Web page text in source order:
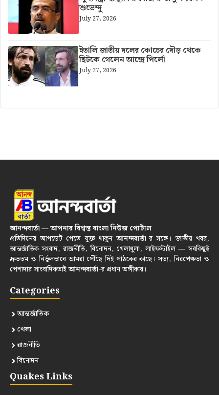
শুভেন্দু
July 27, 2026
ইতালি জাতীয় দলের কোচের দৌড় থেকে
ছিটকে গেলেন আন্দ্রে পির্লো
July 27, 2026
আনন্দবার্তা — আপনার বিশ্বস্ত বাংলা নিউজ পোর্টাল
প্রতিদিনের আপডেট পেতে যুক্ত থাকুনআনন্দবার্তা-র সঙ্গে। জাতীয় খবর,
আন্তর্জাতিক সংবাদ, রাজনীতি, বিনোদন, খেলাধুলা, লাইফস্টাইল — সবকিছুই
দ্রুততম ও নির্ভুলভাবে আমরা পৌঁছে দিই পাঠকের কাছে। সত্য, নিরপেক্ষতা ও
পেশাদার সাংবাদিকতাইআনন্দবার্তা-র প্রধান অঙ্গীকার।
Categories
আন্তর্জাতিক
খেলা
রাজনীতি
বিনোদন
Quakes Links